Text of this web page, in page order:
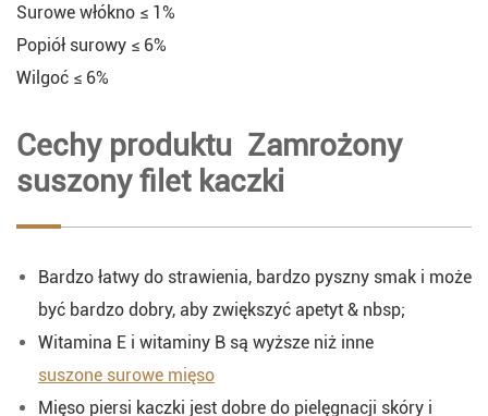
Surowe włókno ≤ 1%
Popiół surowy ≤ 6%
Wilgoć ≤ 6%
Cechy produktu Zamrożony
suszony filet kaczki
Bardzo łatwy do strawienia, bardzo pyszny smak i może
być bardzo dobry, aby zwiększyć apetyt & nbsp;
Witamina E i witaminy B są wyższe niż inne
suszone surowe mięso
Mięso piersi kaczki jest dobre do pielęgnacji skóry i